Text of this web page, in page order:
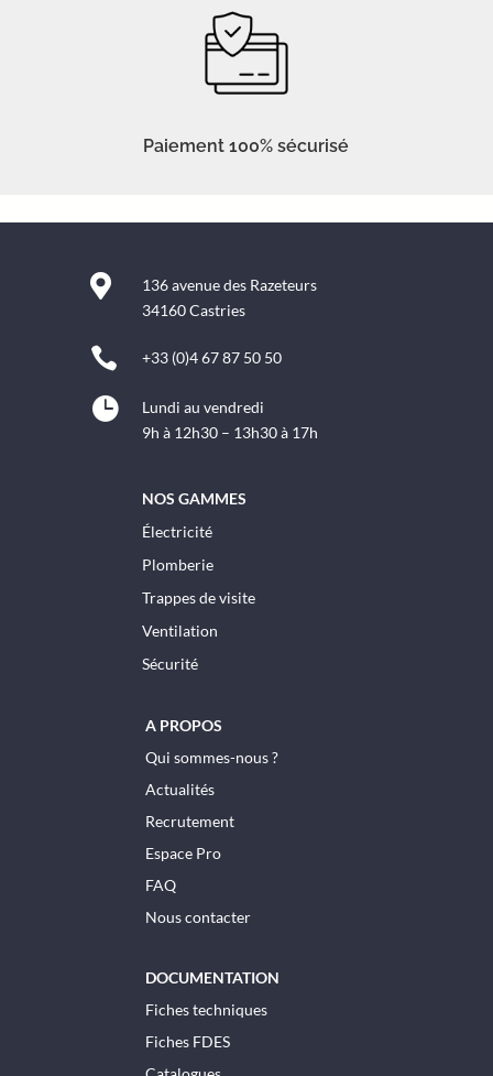
Paiement 100% sécurisé

136 avenue des Razeteurs
34160 Castries
 +33 (0)4 67 87 50 50

Lundi au vendredi
9h à 12h30 – 13h30 à 17h
NOS GAMMES
Électricité
Plomberie
Trappes de visite
Ventilation
Sécurité
A PROPOS
Qui sommes-nous ?
Actualités
Recrutement
Espace Pro
FAQ
Nous contacter
DOCUMENTATION
Fiches techniques
Fiches FDES